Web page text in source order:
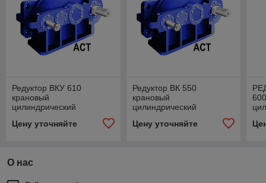
Редуктор ВКУ 610
крановый
цилиндрический
вертикальный крановый
Цену уточняйте
Редуктор ВК 550
крановый
цилиндрический
вертикальный
Цену уточняйте
О нас